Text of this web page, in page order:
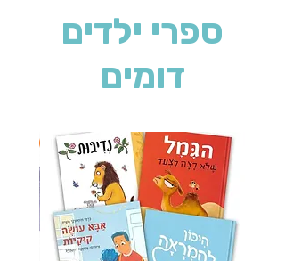
ספרי ילדים
דומים